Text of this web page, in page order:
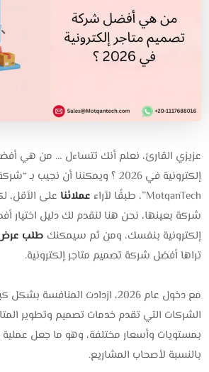
عزيزي القارئ، نعلم أنك تتساءل … من هي
إلكترونية في 2026 ؟ ويمكننا أن نجيب
MotqanTech”، طبقًا لأراء
عملائنا على الأقل،
شركة بعينها، نحن هنا لنقدم لك دليل اختيار
إلكترونية بنفسك، ومن ثم سيمكنك طلب
تراها أفضل شركة تصميم متاجر إلكترونية.
مع دخول عام 2026، ازدادت
الشركات التي تقدم خدمات تصميم وتطوير
بمستويات وأسعار مختلفة، وهو ما جعل عملية
بالنسبة لأصحاب المشاريع.